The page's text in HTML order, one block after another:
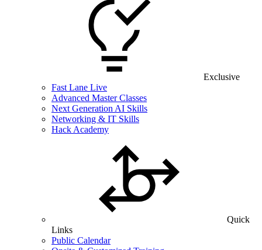
Exclusive
Fast Lane Live
Advanced Master Classes
Next Generation AI Skills
Networking & IT Skills
Hack Academy
Quick
Links
Public Calendar